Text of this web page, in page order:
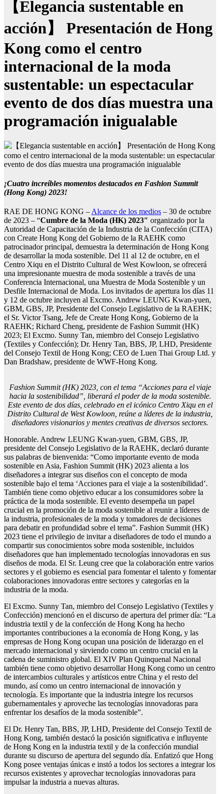
【Elegancia sustentable en
acción】 Presentación de Hong
Kong como el centro
internacional de la moda
sustentable: un espectacular
evento de dos días muestra una
programación inigualable
¡Cuatro increíbles momentos destacados en Fashion Summit
(Hong Kong) 2023!
RAE DE HONG KONG –Alcance de los medios – 30 de octubre
de 2023 – “Cumbre de la Moda (HK) 2023″ organizado por la
Autoridad de Capacitación de la Industria de la Confección (CITA)
con Create Hong Kong del Gobierno de la RAEHK como
patrocinador principal, demuestra la determinación de Hong Kong
de desarrollar la moda sostenible. Del 11 al 12 de octubre, en el
Centro Xiqu en el Distrito Cultural de West Kowloon, se ofrecerá
una impresionante muestra de moda sostenible a través de una
Conferencia Internacional, una Muestra de Moda Sostenible y un
Desfile Internacional de Moda. Los invitados de apertura los días 11
y 12 de octubre incluyen al Excmo. Andrew LEUNG Kwan-yuen,
GBM, GBS, JP, Presidente del Consejo Legislativo de la RAEHK;
el Sr. Victor Tsang, Jefe de Create Hong Kong, Gobierno de la
RAEHK; Richard Cheng, presidente de Fashion Summit (HK)
2023; El Excmo. Sunny Tan, miembro del Consejo Legislativo
(Textiles y Confección); Dr. Henry Tan, BBS, JP, LHD, Presidente
del Consejo Textil de Hong Kong; CEO de Luen Thai Group Ltd. y
Dan Bradshaw, presidente de WWF-Hong Kong.
Fashion Summit (HK) 2023, con el tema “Acciones para el viaje
hacia la sostenibilidad”, liberará el poder de la moda sostenible.
Este evento de dos días, celebrado en el icónico Centro Xiqu en el
Distrito Cultural de West Kowloon, reúne a líderes de la industria,
diseñadores visionarios y mentes creativas de diversos sectores.
Honorable. Andrew LEUNG Kwan-yuen, GBM, GBS, JP,
presidente del Consejo Legislativo de la RAEHK, declaró durante
sus palabras de bienvenida: “Como importante evento de moda
sostenible en Asia, Fashion Summit (HK) 2023 alienta a los
diseñadores a integrar sus diseños con el concepto de moda
sostenible bajo el tema ‘Acciones para el viaje a la sostenibilidad’.
También tiene como objetivo educar a los consumidores sobre la
práctica de la moda sostenible. El evento desempeña un papel
crucial en la promoción de la moda sostenible al reunir a líderes de
la industria, profesionales de la moda y tomadores de decisiones
para debatir en profundidad sobre el tema”. Fashion Summit (HK)
2023 tiene el privilegio de invitar a diseñadores de todo el mundo a
compartir sus conocimientos sobre moda sostenible, incluidos
diseñadores que han implementado tecnologías innovadoras en sus
diseños de moda. El Sr. Leung cree que la colaboración entre varios
sectores y el gobierno es esencial para fomentar el talento y fomentar
colaboraciones innovadoras entre sectores y categorías en la
industria de la moda.
El Excmo. Sunny Tan, miembro del Consejo Legislativo (Textiles y
Confección) mencionó en el discurso de apertura del primer día: “La
industria textil y de la confección de Hong Kong ha hecho
importantes contribuciones a la economía de Hong Kong, y las
empresas de Hong Kong ocupan una posición de liderazgo en el
mercado internacional y sirviendo como un centro crucial en la
cadena de suministro global. El XIV Plan Quinquenal Nacional
también tiene como objetivo desarrollar Hong Kong como un centro
de intercambios culturales y artísticos entre China y el resto del
mundo, así como un centro internacional de innovación y
tecnología. Es importante que la industria integre los recursos
gubernamentales y aproveche las tecnologías innovadoras para
enfrentar los desafíos de la moda sostenible”.
El Dr. Henry Tan, BBS, JP, LHD, Presidente del Consejo Textil de
Hong Kong, también destacó la posición significativa e influyente
de Hong Kong en la industria textil y de la confección mundial
durante su discurso de apertura del segundo día. Enfatizó que Hong
Kong posee ventajas únicas e instó a todos los sectores a integrar los
recursos existentes y aprovechar tecnologías innovadoras para
impulsar la industria a nuevas alturas.